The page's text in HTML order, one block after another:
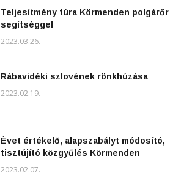
Teljesítmény túra Körmenden polgárőr
segítséggel
2023.03.26.
Rábavidéki szlovének rönkhúzása
2023.02.19.
Évet értékelő, alapszabályt módosító,
tisztújító közgyűlés Körmenden
2023.02.07.